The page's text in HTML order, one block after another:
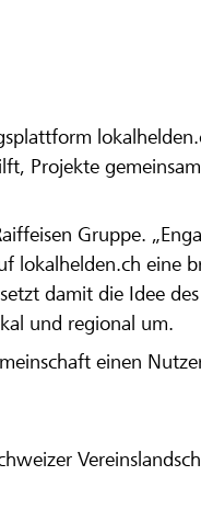
Projekte
Gruppe.
lokalhelden.ch eine
damit die Idee
und regional um.
einen